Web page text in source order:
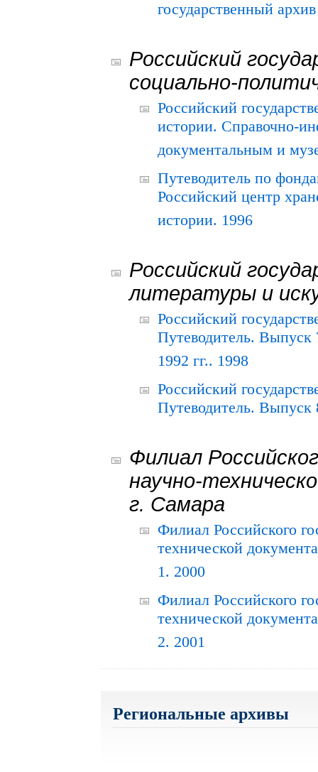
государственный
Российский
социально-
Российский
истории. Справочно-
документальным и
Путеводитель по
Российский центр
истории. 1996
Российский
литературы и
Российский
Путеводитель.
1992 гг.. 1998
Российский
Путеводитель. Выпуск
Филиал
научно-
г. Самара
Филиал Российского
технической
1. 2000
Филиал Российского
технической
2. 2001
Региональные архивы